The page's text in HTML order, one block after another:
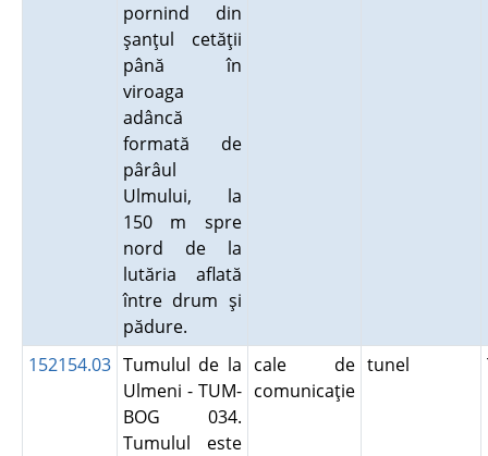
pornind din
şanţul cetăţii
până în
viroaga
adâncă
formată de
pârâul
Ulmului, la
150 m spre
nord de la
lutăria aflată
între drum şi
pădure.
152154.03 Tumulul de la
Ulmeni - TUM-
BOG 034.
Tumulul este
cale de
comunicaţie
tunel